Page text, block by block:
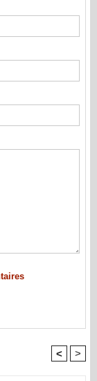
< >